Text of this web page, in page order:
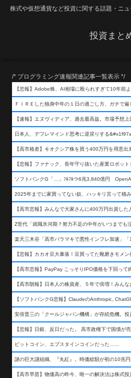
株式や仮想通貨など投資に関する話題・ニ
投資まと
/* プログラミング速報関連記事一覧表示 */
【悲報】Adobe株、AI相場に殴られすぎて10年前
ＦＩＲＥした独身中年の１日の過ごし方、ガチで厳
【速報】エヌヴィディア、過去最高益。市場予想
日本人、デフレマインド思考に逆戻りする
ソフトバンクG「…」ﾌﾙﾌﾙつ6兆3,840億円
【悲報】カカオ豆大暴落！豆買ってた靴磨きモメ
【高市悲報】PayPay こっそりIPO価格を下回って
【高市朗報】日本人の株資産、５年で倍増！みんな
【悲報】日銀、反日だった。 高市政権下で国債が
ビットコイン、エプスタインコインだった……